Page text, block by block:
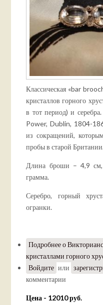
Классическая «bar
кристаллов горного
в тот период) и
Power, Dublin, 1804-
из сокращений,
пробы в старой
Длина броши – 4,9
грамма.
Серебро, горный
огранки.
Подробнеео
кристаллами горного
Войдите или
комментарии
Цена - 12010 руб.